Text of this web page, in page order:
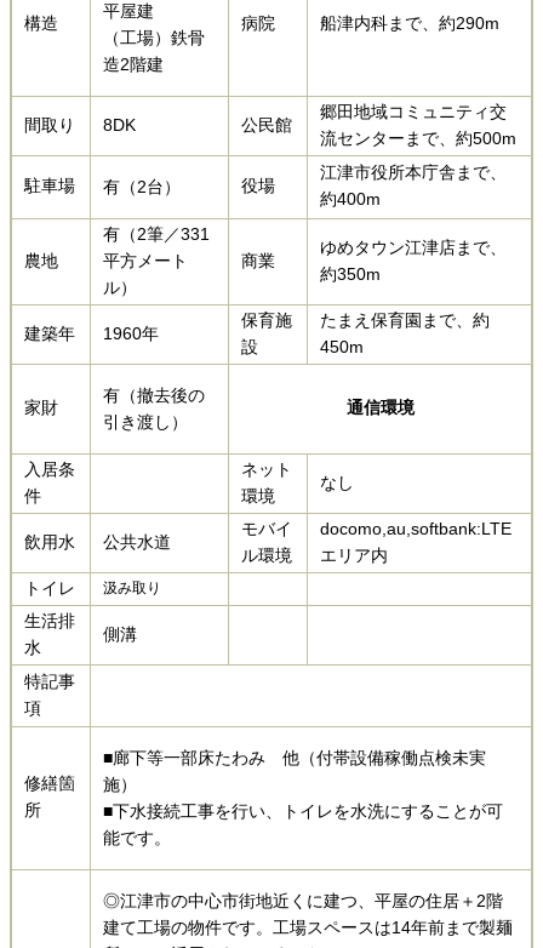
構造
平屋建
（工場）鉄骨
造2階建
病院 船津内科まで、約290m​​
間取り 8DK 公民館
郷田地域コミュニティ交
流センターまで、約500m​​​
駐車場 有（2台） 役場
江津市役所本庁舎まで、
約400m​
農地
有（2筆／331
平方メート
ル）
商業
ゆめタウン江津店まで、
約350m
建築年 1960年
保育施
設
たまえ保育園まで、約
450m​
家財
有（撤去後の
引き渡し）
通信環境
入居条
件
ネット
環境
なし
飲用水 公共水道
モバイ
ル環境
docomo,au,softbank:LTE
エリア内
トイレ
汲み取り
生活排
水
側溝
特記事
項
修繕箇
所
■廊下等一部床たわみ 他（付帯設備稼働点検未実
施）
■下水接続工事を行い、トイレを水洗にすることが可
能です。
◎江津市の中心市街地近くに建つ、平屋の住居＋2階
建て工場の物件です。工場スペースは14年前まで製麺